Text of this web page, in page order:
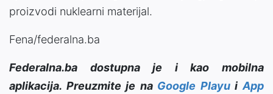
proizvodi nuklearni materijal.
Fena/federalna.ba
Federalna.ba dostupna je i kao mobilna
aplikacija. Preuzmite je na Google PlayuiApp